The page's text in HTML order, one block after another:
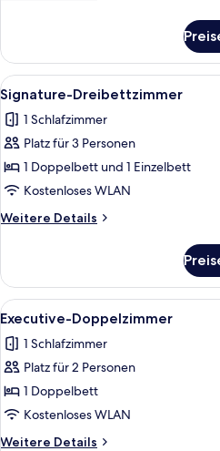
Dreibettzimmer
Alle
Fotos
für
Signature-
Dreibettzimmer
anzeigen
9
Signature-Dreibettzimmer
1 Schlafzimmer
Platz für 3 Personen
1 Doppelbett und 1 Einzelbett
Kostenloses WLAN
Weitere Details
Weitere
Dreibettzimmer
Alle
Fotos
für
Executive-
Doppelzimmer
anzeigen
3
Executive-Doppelzimmer
1 Schlafzimmer
Platz für 2 Personen
1 Doppelbett
Kostenloses WLAN
Weitere Details
Weitere